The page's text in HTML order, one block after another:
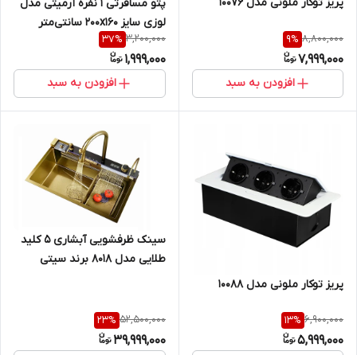
8,800,000
9%
7,999,000
افزودن به سبد
پتو مسافرتی 1 نفره آرمیتی مدل
لوزی سایز 200x160 سانتی‌متر
3,200,000
37%
1,999,000
افزودن به سبد
پریز توکار ملونی مدل 10088
6,900,000
13%
5,999,000
سینک ظرفشویی آبشاری 5 کلید
طلایی مدل 8018 برند سیتی
52,500,000
23%
39,999,000